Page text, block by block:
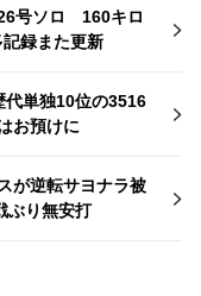
号ソロ 160キロ
録また更新
代単独10位の3516
お預けに
が逆転サヨナラ被
ぶり無安打